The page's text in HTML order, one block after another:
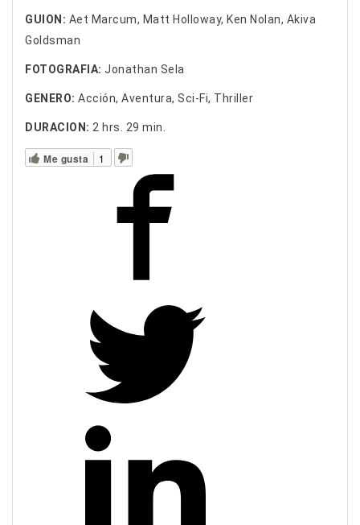
GUION: Aet Marcum, Matt Holloway, Ken Nolan, Akiva
Goldsman
FOTOGRAFIA: Jonathan Sela
GENERO: Acción, Aventura, Sci-Fi, Thriller
DURACION: 2 hrs. 29 min.
Me gusta 1